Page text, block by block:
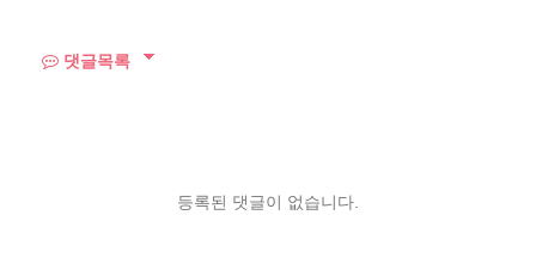
댓글목록
등록된 댓글이 없습니다.